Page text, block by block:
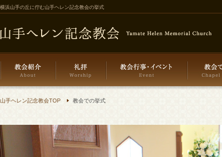
横浜山手の丘に佇む山手ヘレン記念教会の挙式
山手ヘレン記念教会TOP 教会での挙式